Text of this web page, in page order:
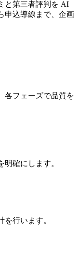
と第三者評判を AI
申込導線まで、企画
各フェーズで品質を
確にします。
行います。